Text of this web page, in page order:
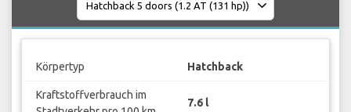
Körpertyp Hatchback
Kraftstoffverbrauch im
7.6 l